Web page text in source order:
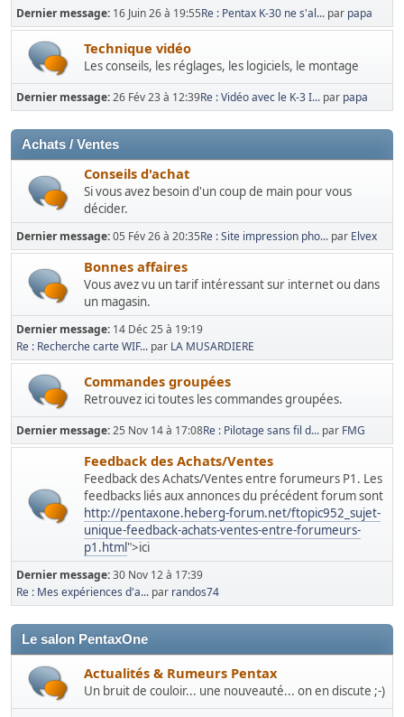
Dernier message: 16 Juin 26 à 19:55Re : Pentax K-30 ne s'al... par papa
Technique vidéo
Les conseils, les réglages, les logiciels, le montage
Dernier message:26 Fév 23 à 12:39Re : Vidéo avec le K-3 I... par papa
Achats / Ventes
Conseils d'achat
Si vous avez besoin d'un coup de main pour vous
décider.
Dernier message:05 Fév 26 à 20:35Re : Site impression pho... par Elvex
Bonnes affaires
Vous avez vu un tarif intéressant sur internet ou dans
un magasin.
Dernier message: 14 Déc 25 à 19:19
Re : Recherche carte WIF... par LA MUSARDIERE
Commandes groupées
Retrouvez ici toutes les commandes groupées.
Dernier message:25 Nov 14 à 17:08Re : Pilotage sans fil d... par FMG
Feedback des Achats/Ventes
Feedback des Achats/Ventes entre forumeurs P1. Les
feedbacks liés aux annonces du précédent forum sont
http://pentaxone.heberg-forum.net/ftopic952_sujet-
unique-feedback-achats-ventes-entre-forumeurs-
p1.html">ici
Dernier message:30 Nov 12 à 17:39
Re : Mes expériences d'a... par randos74
Le salon PentaxOne
Actualités & Rumeurs Pentax
Un bruit de couloir... une nouveauté... on en discute ;-)